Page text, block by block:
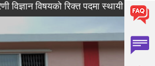
विषयको रिक्त पदमा स्थायी शिक्षक सरुवा